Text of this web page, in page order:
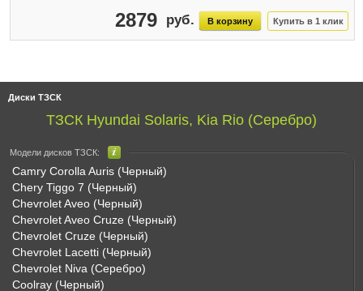
Диски ТЗСК
ТЗСК Hyundai Solaris, Kia Rio (Серебро)
Модели дисков ТЗСК:
Camry Corolla Auris (Черный)
Chery Tiggo 7 (Черный)
Chevrolet Aveo (Черный)
Chevrolet Aveo Cruze (Черный)
Chevrolet Cruze (Черный)
Chevrolet Lacetti (Черный)
Chevrolet Niva (Серебро)
Coolray (Черный)
2879